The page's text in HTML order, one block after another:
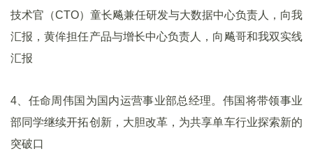
技术官（CTO）童长飚兼任研发与大数据中心负责人，向我
汇报，黄侔担任产品与增长中心负责人，向飚哥和我双实线
汇报
4、任命周伟国为国内运营事业部总经理。伟国将带领事业
部同学继续开拓创新，大胆改革，为共享单车行业探索新的
突破口